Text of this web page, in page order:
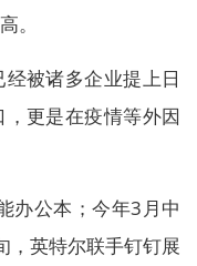
。
被诸多企业提上日
更是在疫情等外因
办公本；今年3月中
，英特尔联手钉钉展